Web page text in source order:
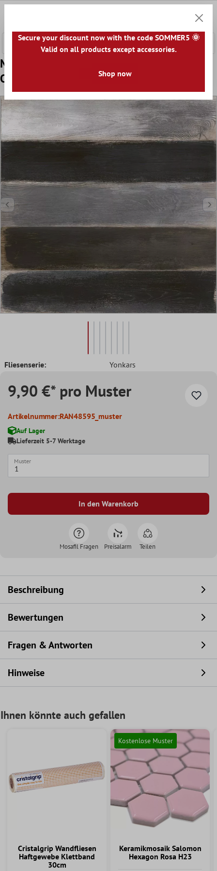
Muster Bodenfliese Yonkars Vintage Holz
Optik 60x60cm
Fliesenserie: Yonkars
9,90 €* pro Muster
Artikelnummer:RAN48595_muster
Auf Lager
Lieferzeit 5-7 Werktage
Muster
In den Warenkorb
Mosafil Fragen Preisalarm Teilen
Beschreibung
Bewertungen
Fragen & Antworten
Hinweise
Ihnen könnte auch gefallen
Cristalgrip Wandfliesen
Haftgewebe Klettband
30cm
Kostenlose Muster
Keramikmosaik Salomon
Hexagon Rosa H23
Secure your discount now with the code SOMMER5 🌞
Valid on all products except accessories.
Shop now